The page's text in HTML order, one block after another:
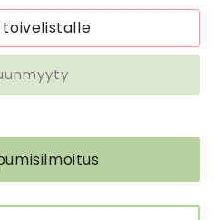
toivelistalle